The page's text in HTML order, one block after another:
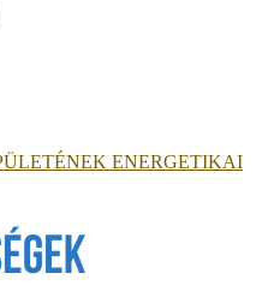
ENERGETIKAI